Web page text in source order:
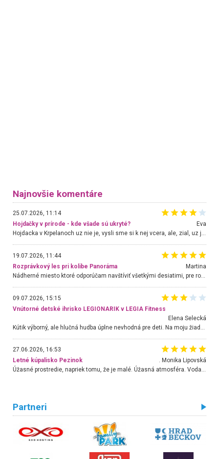
Najnovšie komentáre
25.07.2026, 11:14
Hojdačky v prírode - kde všade sú ukryté?
Eva
Hojdacka v Krpelanoch uz nie je, vysli sme si k nej vcera, ale, zial, uz je znicena. Ak sem planujete cestu len kvoli hojdacke, mozete si ju usetrit. Krasny vyhlad je tu vsak aj bez hojdacky :-)
19.07.2026, 11:44
Rozprávkový les pri kolibe Panoráma
Martina
Nádherné miesto ktoré odporúčam navštíviť všetkými desiatimi, pre rodiny s deťmi, dôchodcom... Proste a jednoducho ozaj rozprávkový les.. určite ešte prídeme. Odniesli sme si na pamiatku krásne tričká,
09.07.2026, 15:15
Vnútorné detské ihrisko LEGIONARIK v LEGIA Fitness
Elena Selecká
27.06.2026, 16:53
Letné kúpalisko Pezinok
. Monika Lipovská
Úžasné prostredie, napriek tomu, že je malé. Úžasná atmosféra. Voda fantastická a nádherná. Ľudí je pomerne veľa, ale su mili a ohľaduplní. Je veľmi zaujímavé sledovať, ako dokážu spolu športovať cudzí ľudia a bez ohľadu na vek. Vládne tu pohoda. Vnuka neviem dostať z vody. Ďakujem za krásny deň . Urcite sa sem vrátim. Jediný problém je s parkovaním, ale aj ten sa mi podarilo vyriešiť. Monika Bratislava
Partneri